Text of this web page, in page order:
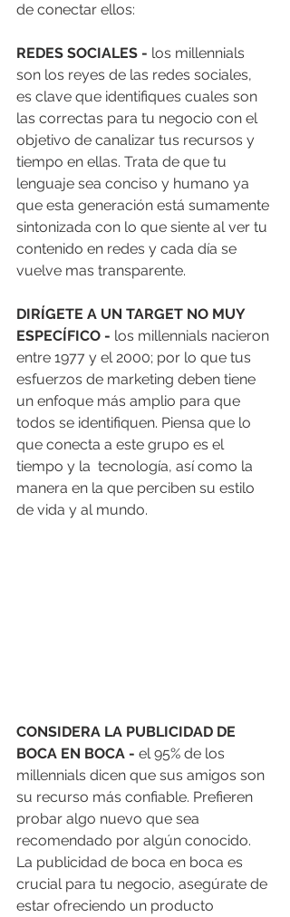
de conectar ellos:
REDES SOCIALES - los millennials
son los reyes de las redes sociales,
es clave que identifiques cuales son
las correctas para tu negocio con el
objetivo de canalizar tus recursos y
tiempo en ellas. Trata de que tu
lenguaje sea conciso y humano ya
que esta generación está sumamente
sintonizada con lo que siente al ver tu
contenido en redes y cada día se
vuelve mas transparente.
DIRÍGETE A UN TARGET NO MUY
ESPECÍFICO - los millennials nacieron
entre 1977 y el 2000; por lo que tus
esfuerzos de marketing deben tiene
un enfoque más amplio para que
todos se identifiquen. Piensa que lo
que conecta a este grupo es el
tiempo y la  tecnología, así como la
manera en la que perciben su estilo
de vida y al mundo.
CONSIDERA LA PUBLICIDAD DE
BOCA EN BOCA - el 95% de los
millennials dicen que sus amigos son
su recurso más confiable. Prefieren
probar algo nuevo que sea
recomendado por algún conocido.
La publicidad de boca en boca es
crucial para tu negocio, asegúrate de
estar ofreciendo un producto